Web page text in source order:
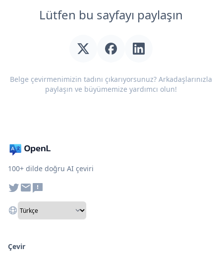
Lütfen bu sayfayı paylaşın
Belge çevirmenimizin tadını çıkarıyorsunuz? Arkadaşlarınızla
paylaşın ve büyümemize yardımcı olun!
100+ dilde doğru AI çeviri
Çevir